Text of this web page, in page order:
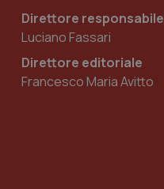
Direttore responsabile
Luciano Fassari
Direttore editoriale
Francesco Maria Avitto